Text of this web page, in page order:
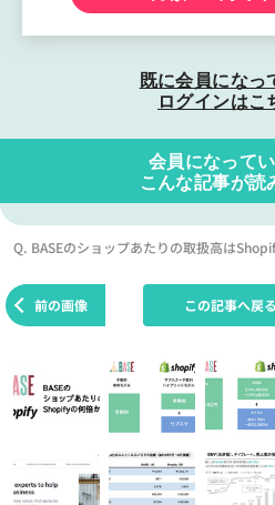
既に会員になっ
ログインはこ
会員になって
こんな記事が読
Q. BASEのショップあたりの取扱高は
前の画像 この記事へ戻る